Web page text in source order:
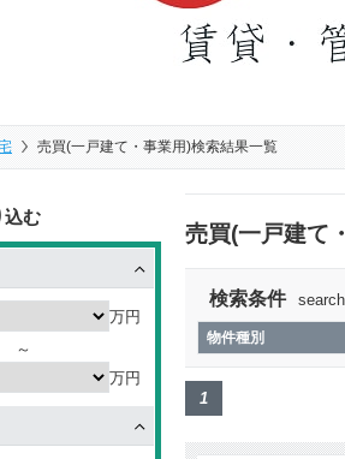
売買(一戸建て・事業用)検索結果一覧
売買(一戸建て
検索条件
物件種別
1
込む
万円
～
万円